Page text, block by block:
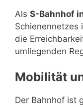
Als S-Bahnhof
Schienennetzes
die
umliegenden
Mobilität
Der Bahnhof ist